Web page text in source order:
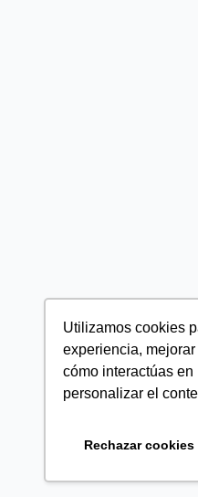
Utilizamos cookies
experiencia,
cómo interactúas
personalizar el
Rechazar cookies